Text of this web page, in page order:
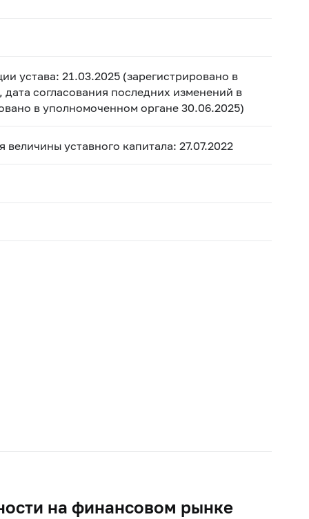
устава: 21.03.2025 (зарегистрировано в
согласования последних изменений в
в уполномоченном органе 30.06.2025)
уставного капитала: 27.07.2022
на финансовом рынке